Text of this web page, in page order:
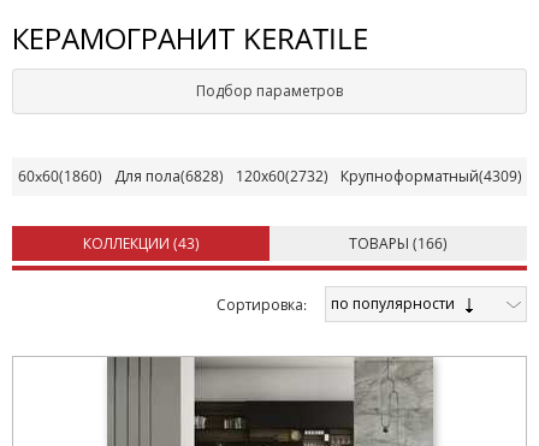
КЕРАМОГРАНИТ KERATILE
Подбор параметров
60x60(1860) Для пола(6828) 120х60(2732) Крупноформатный(4309)
КОЛЛЕКЦИИ (43) ТОВАРЫ (166)
Cортировка: по популярности